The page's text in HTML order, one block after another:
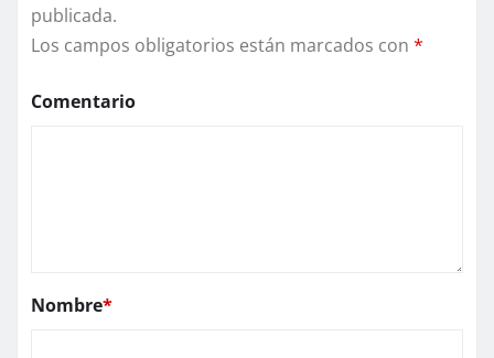
publicada.
Los campos obligatorios están marcados con *
Comentario
Nombre*